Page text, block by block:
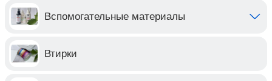
Вспомогательные материалы
Втирки